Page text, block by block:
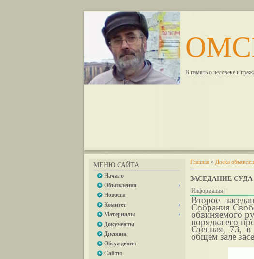
В память о человеке и
МЕНЮ САЙТА
Начало
Объявления
Новости
Комитет
Материалы
Документы
Дневник
Обсуждения
Сайты
Главная » Доска
ЗАСЕДАНИЕ СУДА
Информация |
Второе
Собрания
обвиняемого
порядка его
Степная, 73,
общем зале